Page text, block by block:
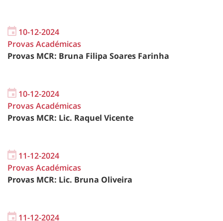
10-12-2024
Provas Académicas
Provas MCR: Bruna Filipa Soares Farinha
10-12-2024
Provas Académicas
Provas MCR: Lic. Raquel Vicente
11-12-2024
Provas Académicas
Provas MCR: Lic. Bruna Oliveira
11-12-2024